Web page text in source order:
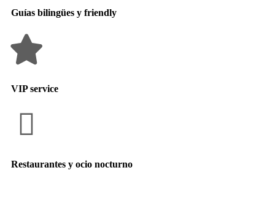
Guías bilingües y friendly
VIP service
Restaurantes y ocio nocturno